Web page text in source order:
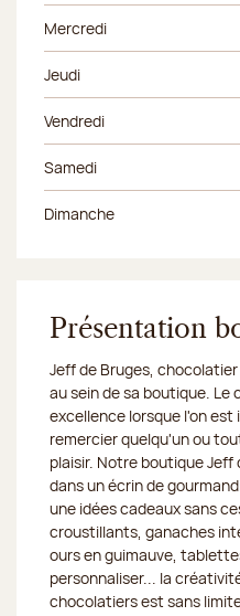
Mercredi
Jeudi
Vendredi
Samedi
Dimanche
Présentation
Jeff de Bruges,
au sein de sa boutique.
excellence lorsque l'on est
remercier quelqu'un ou
plaisir. Notre boutique Jeff
dans un écrin de
une idées cadeaux sans
croustillants, ganaches
ours en guimauve,
personnaliser... la
chocolatiers est sans